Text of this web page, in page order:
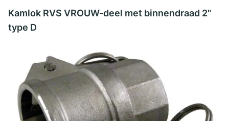
Kamlok RVS VROUW-deel met binnendraad 2"
type D